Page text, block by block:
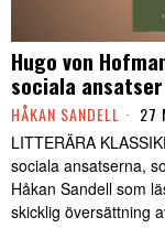
Hugo von
sociala ansatser
HÅKAN SANDELL 27
LITTERÄRA
sociala ansatserna,
Håkan Sandell som
skicklig översättning